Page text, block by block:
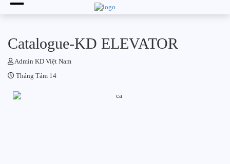
CHƯA ĐƯỢC PHÂN LOẠI
Catalogue-KD ELEVATOR
Admin KD Việt Nam
Tháng Tám 14